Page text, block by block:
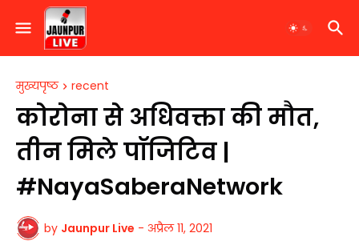
मुख्यपृष्ठ recent
कोरोना से अधिवक्ता की मौत,
तीन मिले पॉजिटिव |
#NayaSaberaNetwork
by Jaunpur Live - अप्रैल 11, 2021